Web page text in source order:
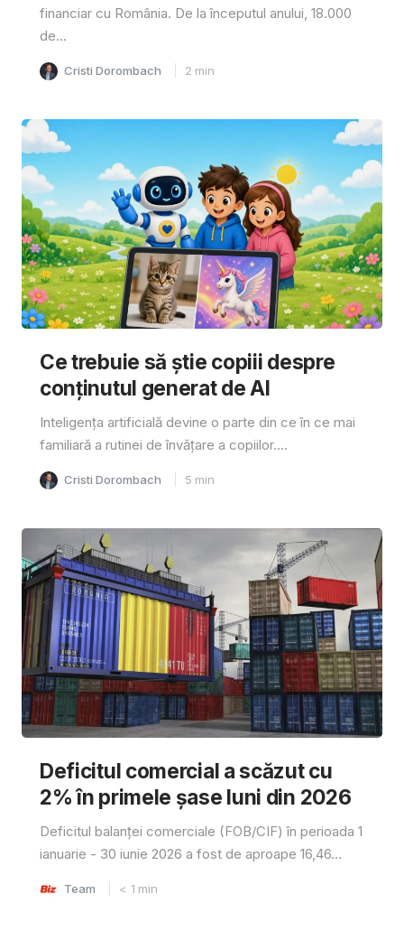
financiar cu România. De la începutul anului, 18.000
de...
Cristi Dorombach 2 min
Ce trebuie să știe copiii despre
conținutul generat de AI
Inteligența artificială devine o parte din ce în ce mai
familiară a rutinei de învățare a copiilor....
Cristi Dorombach 5 min
Deficitul comercial a scăzut cu
2% în primele șase luni din 2026
Deficitul balanței comerciale (FOB/CIF) în perioada 1
ianuarie - 30 iunie 2026 a fost de aproape 16,46...
Team < 1 min